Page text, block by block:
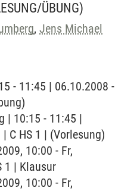
ÜBUNG)
, Jens Michael
- 11:45 | 06.10.2008 -
| 10:15 - 11:45 |
C HS 1 | (Vorlesung)
10:00 - Fr,
1 | Klausur
10:00 - Fr,